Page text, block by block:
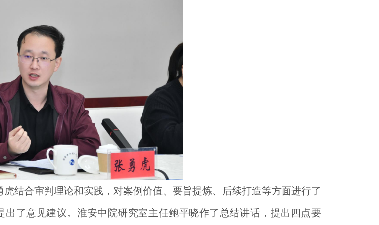
结合审判理论和实践，对案例价值、要旨提炼、后续打造等方面进行了
了意见建议。淮安中院研究室主任鲍平晓作了总结讲话，提出四点要